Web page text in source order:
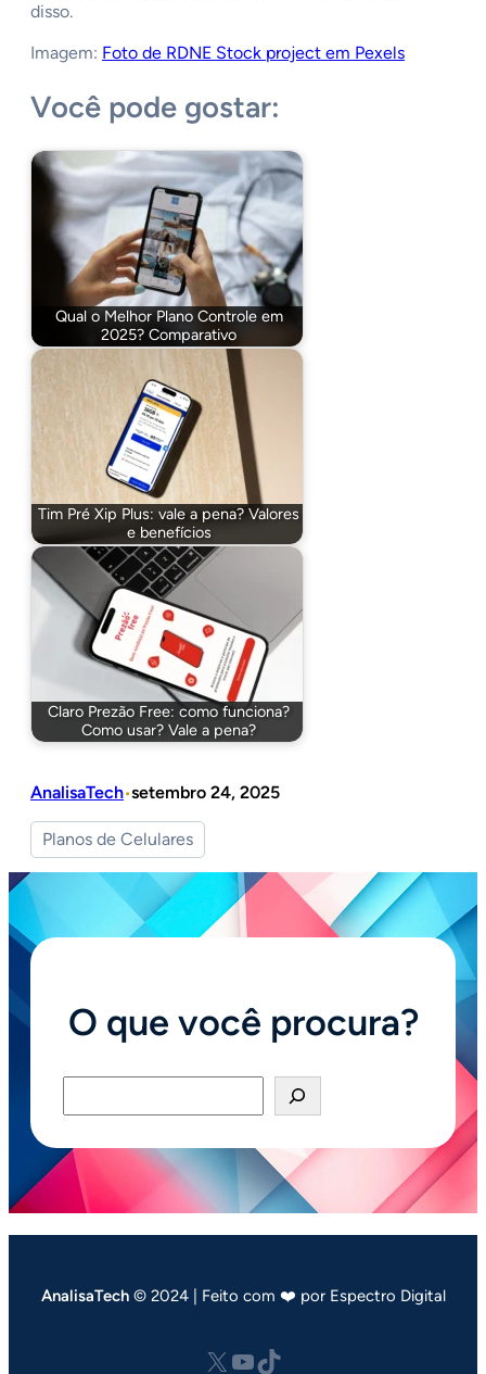
disso.
Imagem: Foto de RDNE Stock project em Pexels
Você pode gostar:
Qual o Melhor Plano Controle em
2025? Comparativo
Tim Pré Xip Plus: vale a pena? Valores
e benefícios
Claro Prezão Free: como funciona?
Como usar? Vale a pena?
AnalisaTech•setembro 24, 2025
Planos de Celulares
O que você procura?
AnalisaTech © 2024 | Feito com ❤️ por Espectro Digital
X Youtube tiktok.com/@analisatech